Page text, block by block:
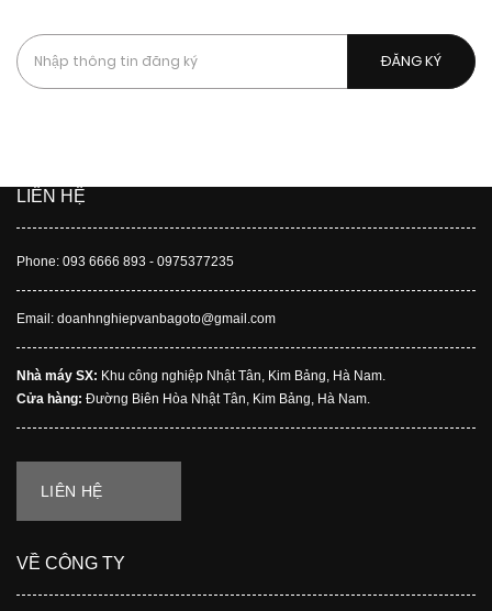
LIÊN HỆ
Phone: 093 6666 893 - 0975377235
Email: doanhnghiepvanbagoto@gmail.com
Nhà máy SX: Khu công nghiệp Nhật Tân, Kim Bảng, Hà Nam.
Cửa hàng: Đường Biên Hòa Nhật Tân, Kim Bảng, Hà Nam.
LIÊN HỆ
VỀ CÔNG TY